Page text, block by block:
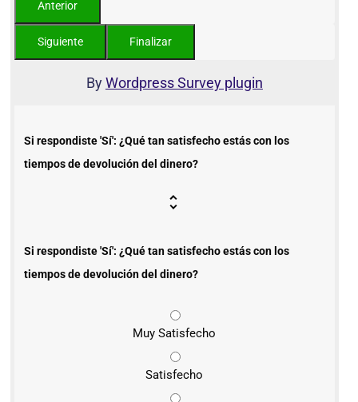
ByWordpress Survey plugin
Si respondiste 'Sí': ¿Qué tan satisfecho estás con los
tiempos de devolución del dinero?
Si respondiste 'Sí': ¿Qué tan satisfecho estás con los
tiempos de devolución del dinero?
Muy Satisfecho
Satisfecho